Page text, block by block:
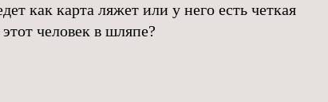
как карта ляжет или у него есть четкая
человек в шляпе?